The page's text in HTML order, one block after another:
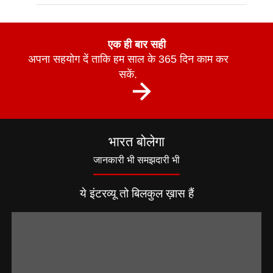
एक ही बार सही
अपना सहयोग दें ताकि हम साल के 365 दिन काम कर
सकें.
भारत बोलेगा
जानकारी भी समझदारी भी
ये इंटरव्यू तो बिलकुल ख़ास हैं